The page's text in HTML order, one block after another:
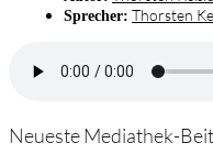
Sprecher: Thorsten
Neueste Mediathek-